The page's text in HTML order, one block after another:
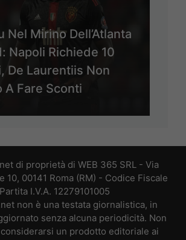
Nel Mirino Dell’Atlanta
Napoli Richiede 10
De Laurentiis Non
A Fare Sconti
di proprietà di WEB 365 SRL - Via
10, 00141 Roma (RM) - Codice Fiscale
I.V.A. 12279101005
non è una testata giornalistica, in
senza alcuna periodicità. Non
un prodotto editoriale ai